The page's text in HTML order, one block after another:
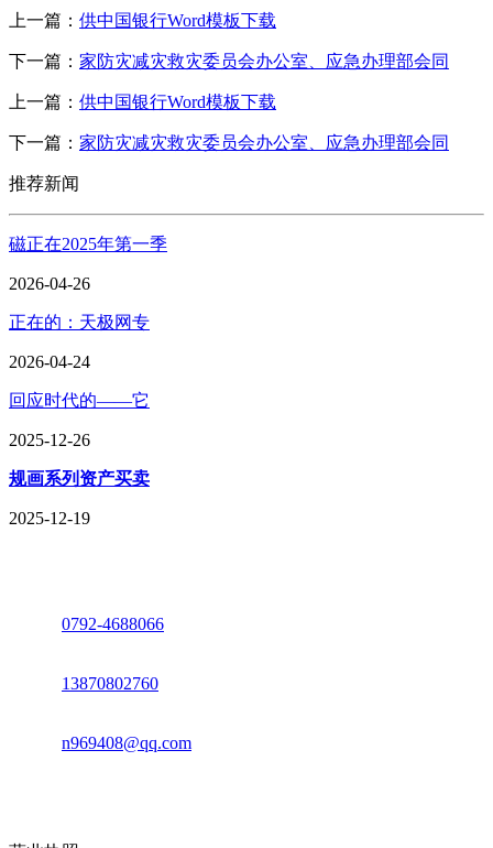
上一篇： 供中国银行Word模板下载
下一篇： 家防灾减灾救灾委员会办公室、应急办理部会同
上一篇： 供中国银行Word模板下载
下一篇： 家防灾减灾救灾委员会办公室、应急办理部会同
推荐新闻
磁正在2025年第一季
2026-04-26
正在的：天极网专
2026-04-24
回应时代的——它
2025-12-26
规画系列资产买卖
2025-12-19
0792-4688066
13870802760
n969408@qq.com